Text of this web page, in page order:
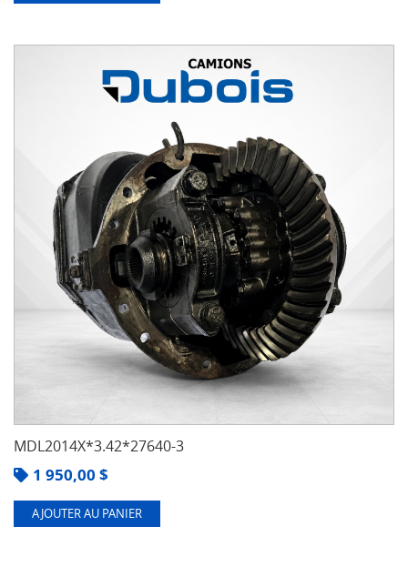
MDL2014X*3.42*27640-3
1 950,00 $
AJOUTER AU PANIER